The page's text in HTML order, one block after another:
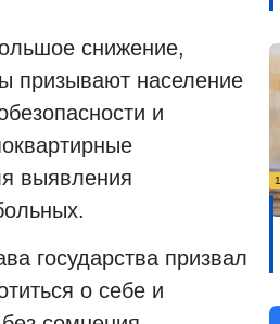
снижение,
призывают население
и
выявления
государства призвал
о себе и